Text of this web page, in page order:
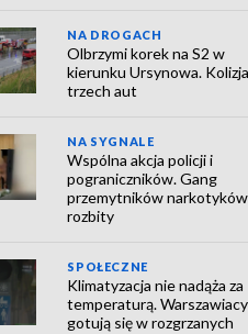
NA DROGACH
Olbrzymi korek na S2 w
kierunku Ursynowa. Kolizja
trzech aut
NA SYGNALE
Wspólna akcja policji i
pograniczników. Gang
przemytników narkotyków
rozbity
SPOŁECZNE
Klimatyzacja nie nadąża za
temperaturą. Warszawiacy
gotują się w rozgrzanych